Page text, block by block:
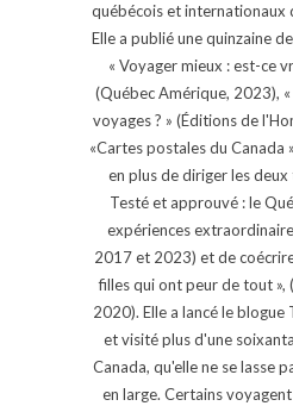
québécois et internationaux
Elle a publié une quinzaine
« Voyager mieux : est-ce
(Québec Amérique, 2023),
voyages ? » (Éditions de
«Cartes postales du Canada
en plus de diriger les
Testé et approuvé : le
expériences
2017 et 2023) et de
filles qui ont peur de tout »,
2020). Elle a lancé le
et visité plus d'une
Canada, qu'elle ne se lasse
en large. Certains